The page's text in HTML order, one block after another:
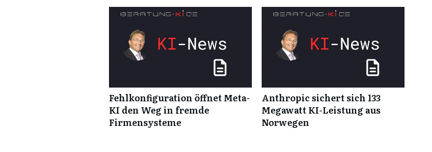
Fehlkonfiguration öffnet Meta-
KI den Weg in fremde
Firmensysteme
Anthropic sichert sich 133
Megawatt KI-Leistung aus
Norwegen